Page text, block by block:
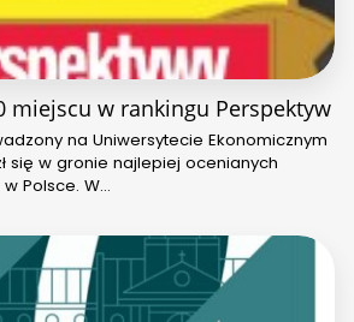
miejscu w rankingu Perspektyw
na Uniwersytecie Ekonomicznym
się w gronie najlepiej ocenianych
Polsce. W…